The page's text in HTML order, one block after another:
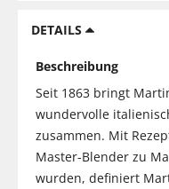
DETAILS
Beschreibung
Seit 1863 bringt
wundervolle
zusammen. Mit
Master-Blender zu
wurden, definiert